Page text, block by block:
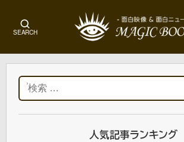
SEARCH
ー 検
索:
人気記事ランキング